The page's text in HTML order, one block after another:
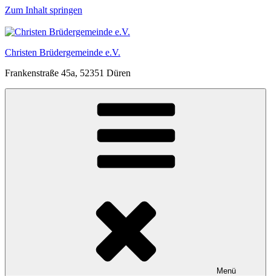
Zum Inhalt springen
Christen Brüdergemeinde e.V.
Frankenstraße 45a, 52351 Düren
Menü